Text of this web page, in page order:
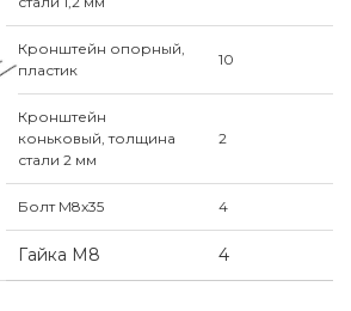
Кронштейн опорный,
пластик
10
Кронштейн
коньковый, толщина
стали 2 мм
2
Болт M8x35 4
Гайка M8 4